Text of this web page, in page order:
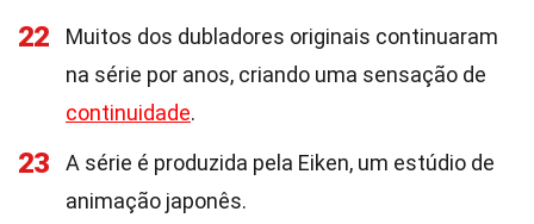
22
Muitos dos dubladores originais continuaram
na série por anos, criando uma sensação de
continuidade.
23
A série é produzida pela Eiken, um estúdio de
animação japonês.